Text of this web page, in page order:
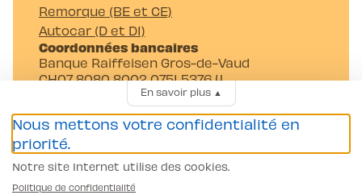
Remorque (BE et CE)
Autocar (D et D1)
Coordonnées bancaires
Banque Raiffeisen Gros-de-Vaud
CH07 8080 8002 0751 5376 4
Auto-Moto-Ecole Pittet SA
Av. Juste-Olivier 23 1006 Lausanne
En savoir plus▲
Nous mettons votre confidentialité en
priorité.
Notre site Internet utilise des cookies.
Politique de confidentialité